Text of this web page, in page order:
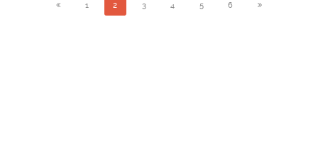
1 2 3 4 5 6